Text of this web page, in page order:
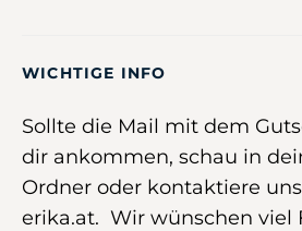
WICHTIGE INFO
Sollte die Mail mit dem
dir ankommen, schau in
Ordner oder kontaktiere
erika.at. Wir wünschen viel